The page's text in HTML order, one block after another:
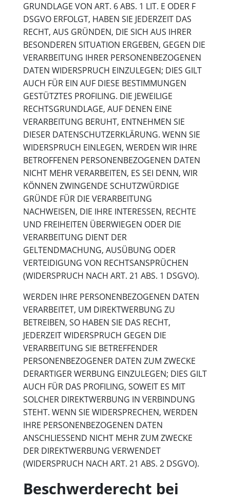
GRUNDLAGE VON ART. 6 ABS. 1 LIT. E ODER F
DSGVO ERFOLGT, HABEN SIE JEDERZEIT DAS
RECHT, AUS GRÜNDEN, DIE SICH AUS IHRER
BESONDEREN SITUATION ERGEBEN, GEGEN DIE
VERARBEITUNG IHRER PERSONENBEZOGENEN
DATEN WIDERSPRUCH EINZULEGEN; DIES GILT
AUCH FÜR EIN AUF DIESE BESTIMMUNGEN
GESTÜTZTES PROFILING. DIE JEWEILIGE
RECHTSGRUNDLAGE, AUF DENEN EINE
VERARBEITUNG BERUHT, ENTNEHMEN SIE
DIESER DATENSCHUTZERKLÄRUNG. WENN SIE
WIDERSPRUCH EINLEGEN, WERDEN WIR IHRE
BETROFFENEN PERSONENBEZOGENEN DATEN
NICHT MEHR VERARBEITEN, ES SEI DENN, WIR
KÖNNEN ZWINGENDE SCHUTZWÜRDIGE
GRÜNDE FÜR DIE VERARBEITUNG
NACHWEISEN, DIE IHRE INTERESSEN, RECHTE
UND FREIHEITEN ÜBERWIEGEN ODER DIE
VERARBEITUNG DIENT DER
GELTENDMACHUNG, AUSÜBUNG ODER
VERTEIDIGUNG VON RECHTSANSPRÜCHEN
(WIDERSPRUCH NACH ART. 21 ABS. 1 DSGVO).
WERDEN IHRE PERSONENBEZOGENEN DATEN
VERARBEITET, UM DIREKTWERBUNG ZU
BETREIBEN, SO HABEN SIE DAS RECHT,
JEDERZEIT WIDERSPRUCH GEGEN DIE
VERARBEITUNG SIE BETREFFENDER
PERSONENBEZOGENER DATEN ZUM ZWECKE
DERARTIGER WERBUNG EINZULEGEN; DIES GILT
AUCH FÜR DAS PROFILING, SOWEIT ES MIT
SOLCHER DIREKTWERBUNG IN VERBINDUNG
STEHT. WENN SIE WIDERSPRECHEN, WERDEN
IHRE PERSONENBEZOGENEN DATEN
ANSCHLIESSEND NICHT MEHR ZUM ZWECKE
DER DIREKTWERBUNG VERWENDET
(WIDERSPRUCH NACH ART. 21 ABS. 2 DSGVO).
Beschwerde­recht bei